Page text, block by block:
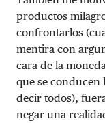
productos
confrontarlos
mentira con
cara de la
que se conducen
decir todos),
negar una